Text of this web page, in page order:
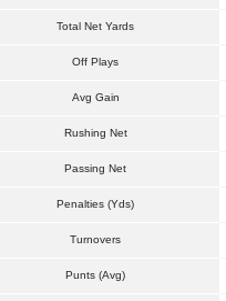
Total Net Yards
Off Plays
Avg Gain
Rushing Net
Passing Net
Penalties (Yds)
Turnovers
Punts (Avg)